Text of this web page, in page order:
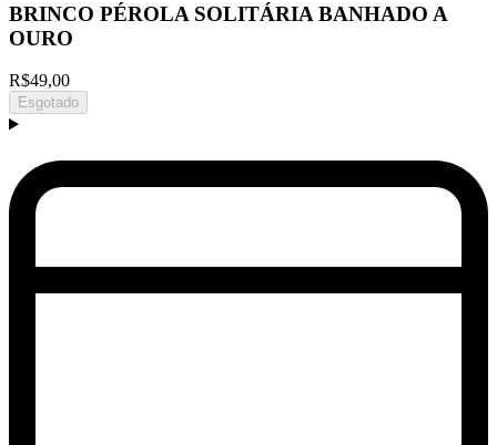
BRINCO PÉROLA SOLITÁRIA BANHADO A
OURO
R$49,00
Esgotado